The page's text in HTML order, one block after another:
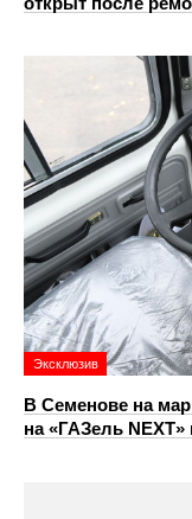
Эксклюзив
В Семенове на
на «ГАЗель NEXT»